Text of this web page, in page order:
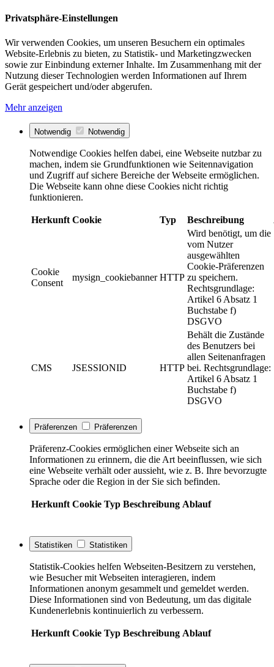
Privatsphäre-Einstellungen
Wir verwenden Cookies, um unseren Besuchern ein optimales
Website-Erlebnis zu bieten, zu Statistik- und Marketingzwecken
sowie zur Einbindung externer Inhalte. Im Zusammenhang mit der
Nutzung dieser Technologien werden Informationen auf Ihrem
Gerät gespeichert und/oder abgerufen.
Mehr anzeigen
Notwendig Notwendig
Notwendige Cookies helfen dabei, eine Webseite nutzbar zu
machen, indem sie Grundfunktionen wie Seitennavigation
und Zugriff auf sichere Bereiche der Webseite ermöglichen.
Die Webseite kann ohne diese Cookies nicht richtig
funktionieren.
Herkunft Cookie Typ Beschreibung
Cookie
Consent
mysign_cookiebanner HTTP
Wird benötigt, um die
vom Nutzer
ausgewählten
Cookie-Präferenzen
zu speichern.
Rechtsgrundlage:
Artikel 6 Absatz 1
Buchstabe f)
DSGVO
CMS JSESSIONID HTTP
Behält die Zustände
des Benutzers bei
allen Seitenanfragen
bei. Rechtsgrundlage:
Artikel 6 Absatz 1
Buchstabe f)
DSGVO
Präferenzen Präferenzen
Präferenz-Cookies ermöglichen einer Webseite sich an
Informationen zu erinnern, die die Art beeinflussen, wie sich
eine Webseite verhält oder aussieht, wie z. B. Ihre bevorzugte
Sprache oder die Region in der Sie sich befinden.
Herkunft Cookie Typ Beschreibung Ablauf
Statistiken Statistiken
Statistik-Cookies helfen Webseiten-Besitzern zu verstehen,
wie Besucher mit Webseiten interagieren, indem
Informationen anonym gesammelt und gemeldet werden.
Diese Informationen sind von Bedeutung, um das digitale
Kundenerlebnis kontinuierlich zu verbessern.
Herkunft Cookie Typ Beschreibung Ablauf